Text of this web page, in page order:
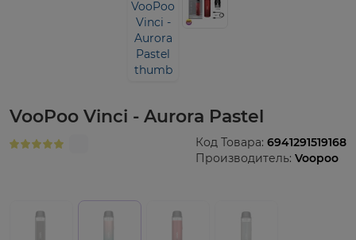
VooPoo Vinci - Aurora Pastel
Производитель: Voopoo
Код Товара: 6941291519168